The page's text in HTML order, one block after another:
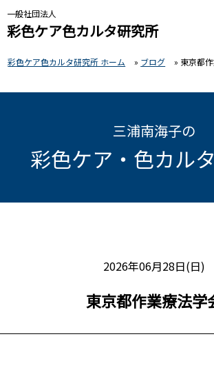
一般社団法人
彩色ケア色カルタ研究所
彩色ケア色カルタ研究所 ホーム » ブログ » 東京都
三浦南海子の
彩色ケア・色カル
2026年06月28日(日)
東京都作業療法学